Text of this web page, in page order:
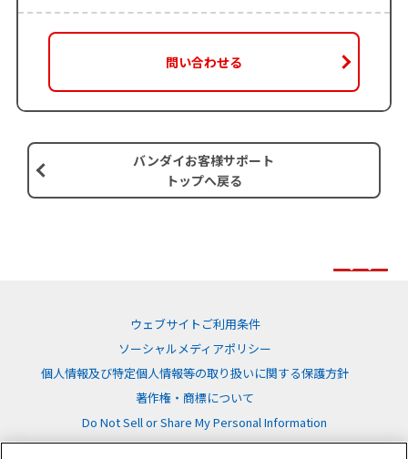
問い合わせる
バンダイお客様サポート
トップへ戻る
ウェブサイトご利用条件
ソーシャルメディアポリシー
個人情報及び特定個人情報等の取り扱いに関する保護方針
著作権・商標について
Do Not Sell or Share My Personal Information